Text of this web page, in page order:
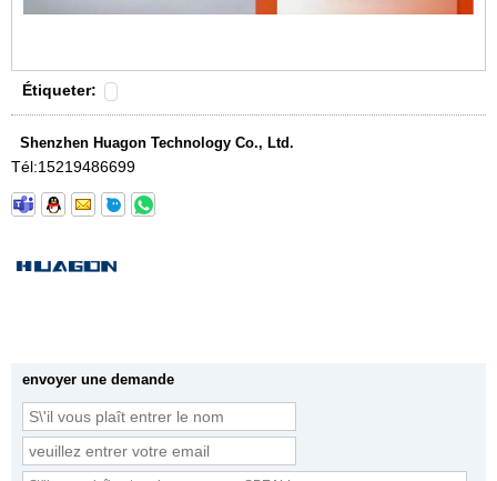
Étiqueter:
Shenzhen Huagon Technology Co., Ltd.
Tél:15219486699
envoyer une demande